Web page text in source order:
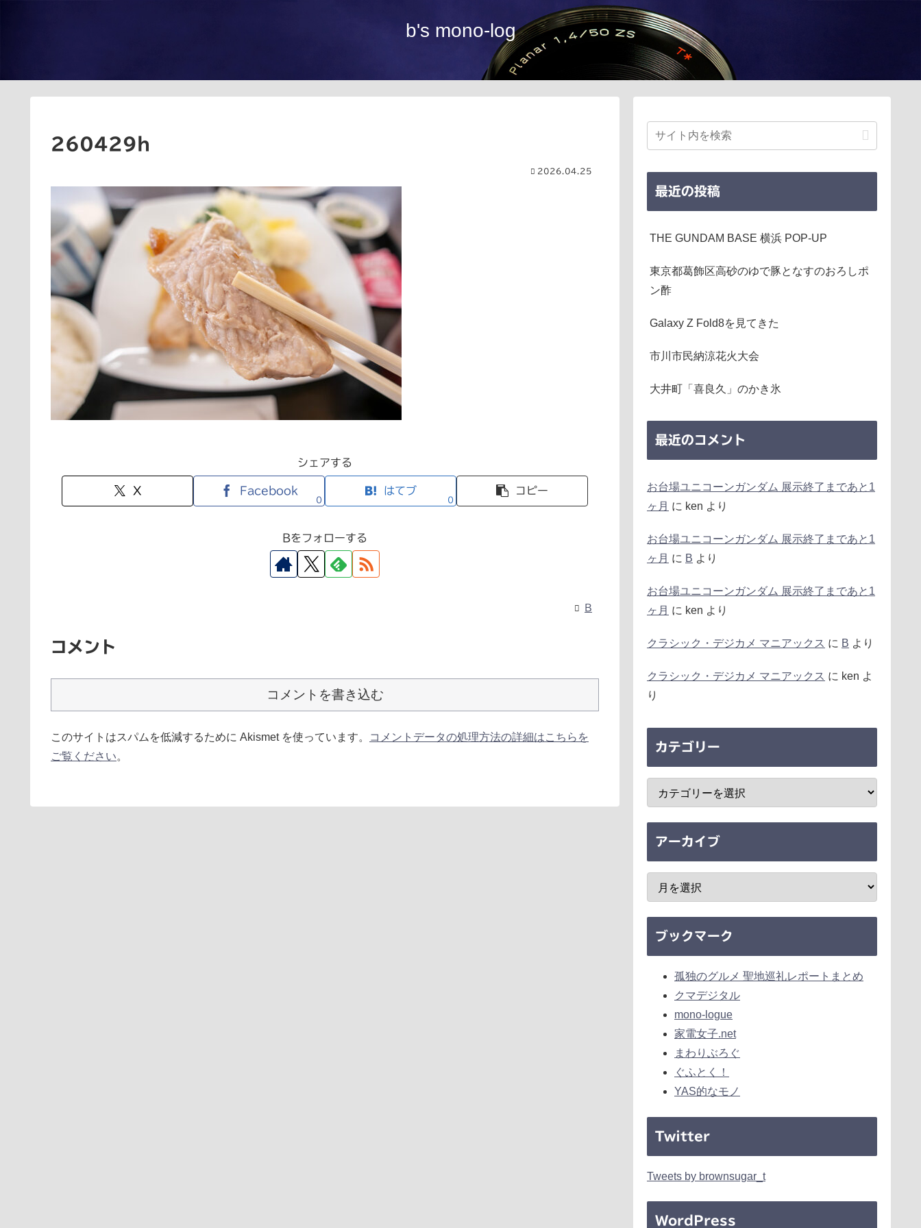
b's mono-log
260429h
2026.04.25
シェアする
X Facebook
0
はてブ
0
コピー
Bをフォローする
B
コメント
コメントを書き込む
このサイトはスパムを低減するために Akismet を使っています。
コメントデータの処理方法の詳細はこちらを
ご覧ください。
最近の投稿
THE GUNDAM BASE 横浜 POP-UP
東京都葛飾区高砂のゆで豚となすのおろしポ
ン酢
Galaxy Z Fold8を見てきた
市川市民納涼花火大会
大井町「喜良久」のかき氷
最近のコメント
お台場ユニコーンガンダム 展示終了まであと1
ヶ月 に ken より
お台場ユニコーンガンダム 展示終了まであと1
ヶ月 に B より
お台場ユニコーンガンダム 展示終了まであと1
ヶ月 に ken より
クラシック・デジカメ マニアックス に B より
クラシック・デジカメ マニアックス に ken よ
り
カテゴリー
アーカイブ
ブックマーク
孤独のグルメ 聖地巡礼レポートまとめ
クマデジタル
mono-logue
家電女子.net
まわりぶろぐ
ぐふとく！
YAS的なモノ
Twitter
Tweets by brownsugar_t
WordPress